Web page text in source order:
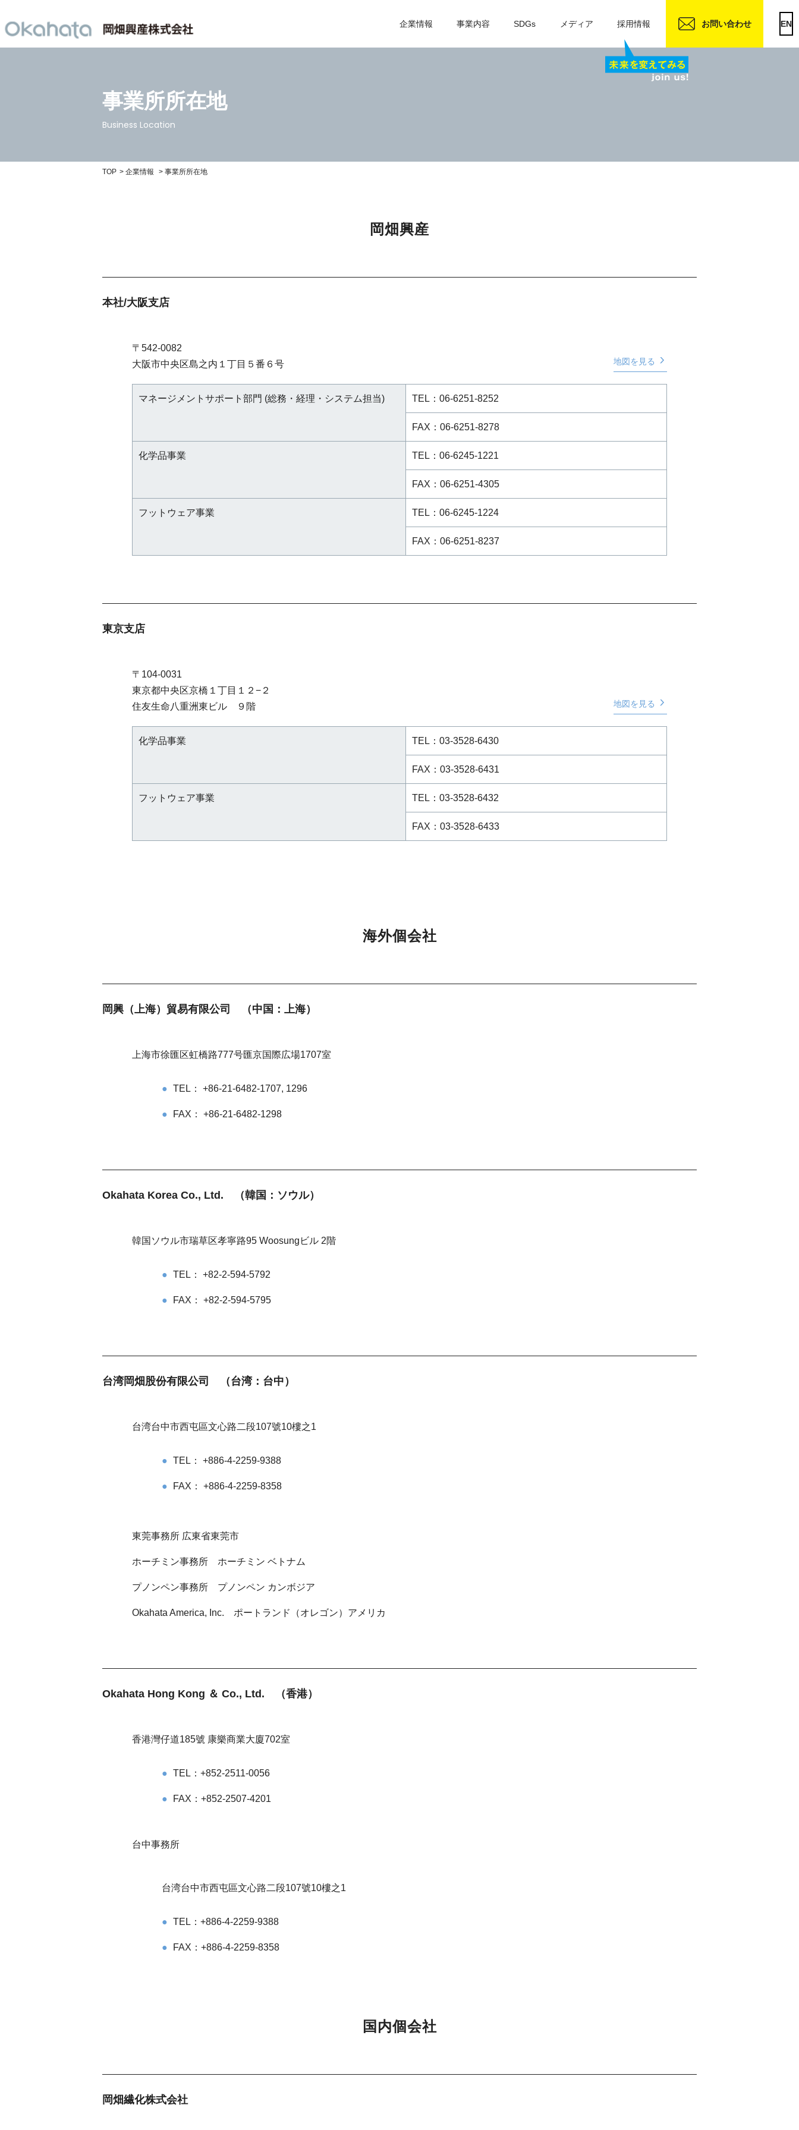
EN
企業情報 事業内容 SDGs メディア 採用情報 お問い合わせ
事業所所在地
Business Location
TOP 企業情報 事業所所在地
岡畑興産
本社/大阪支店
〒542-0082
大阪市中央区島之内１丁目５番６号
地図を見る
マネージメントサポート部門 (総務・経理・システム担当) TEL：06-6251-8252
FAX：06-6251-8278
化学品事業 TEL：06-6245-1221
FAX：06-6251-4305
フットウェア事業 TEL：06-6245-1224
FAX：06-6251-8237
東京支店
〒104-0031
東京都中央区京橋１丁目１２−２
住友生命八重洲東ビル ９階
地図を見る
化学品事業 TEL：03-3528-6430
FAX：03-3528-6431
フットウェア事業 TEL：03-3528-6432
FAX：03-3528-6433
海外個会社
岡興（上海）貿易有限公司 （中国：上海）
上海市徐匯区虹橋路777号匯京国際広場1707室
TEL： +86-21-6482-1707, 1296
FAX： +86-21-6482-1298
Okahata Korea Co., Ltd. （韓国：ソウル）
韓国ソウル市瑞草区孝寧路95 Woosungビル 2階
TEL： +82-2-594-5792
FAX： +82-2-594-5795
台湾岡畑股份有限公司 （台湾：台中）
台湾台中市西屯區文心路二段107號10樓之1
TEL： +886-4-2259-9388
FAX： +886-4-2259-8358
東莞事務所 広東省東莞市
ホーチミン事務所 ホーチミン ベトナム
プノンペン事務所 プノンペン カンボジア
Okahata America, Inc. ポートランド（オレゴン）アメリカ
Okahata Hong Kong ＆ Co., Ltd. （香港）
香港灣仔道185號 康樂商業大廈702室
TEL：+852-2511-0056
FAX：+852-2507-4201
台中事務所
台湾台中市西屯區文心路二段107號10樓之1
TEL：+886-4-2259-9388
FAX：+886-4-2259-8358
国内個会社
岡畑繊化株式会社